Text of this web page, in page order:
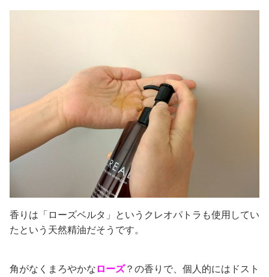
香りは「ローズベルタ」というクレオパトラも使用してい
たという天然精油だそうです。
角がなくまろやかな ローズ？の香りで、個人的にはドスト